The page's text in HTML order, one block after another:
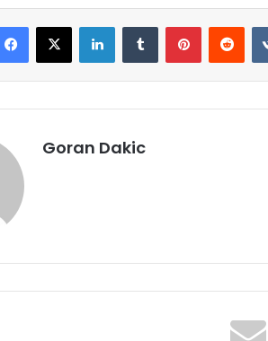
Goran Dakic